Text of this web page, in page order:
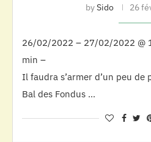
bySido 26
26/02/2022 – 27/02/2022 @
min –
Il faudra s’armer d’un peu de
Bal des Fondus …